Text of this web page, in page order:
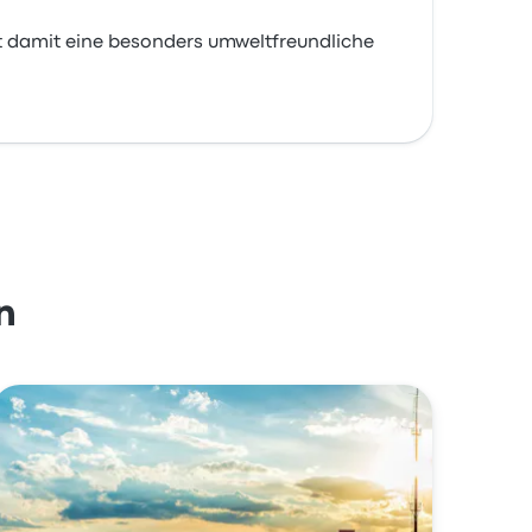
damit eine besonders umweltfreundliche